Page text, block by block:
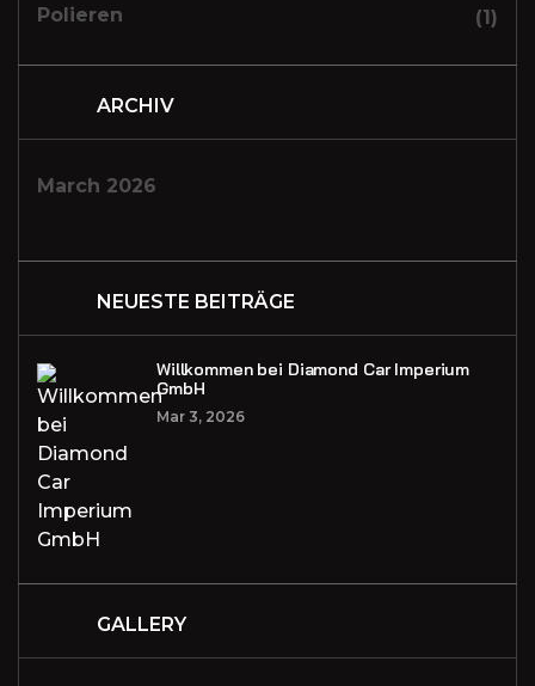
Polieren
(1)
ARCHIV
March 2026
NEUESTE BEITRÄGE
Willkommen bei Diamond Car Imperium
GmbH
Mar 3, 2026
GALLERY